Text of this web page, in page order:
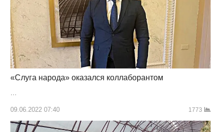
«Слуга народа» оказался коллаборантом
09.06.2022 07:40 1773